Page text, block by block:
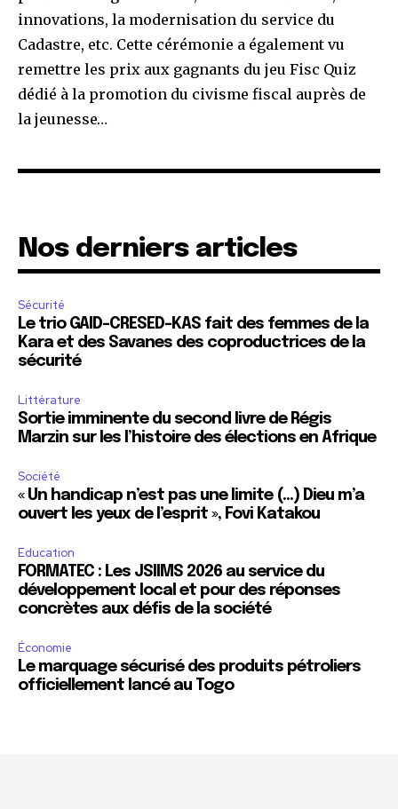
innovations, la modernisation du service du
Cadastre, etc. Cette cérémonie a également vu
remettre les prix aux gagnants du jeu Fisc Quiz
dédié à la promotion du civisme fiscal auprès de
la jeunesse…
Nos derniers articles
Sécurité
Le trio GAID-CRESED-KAS fait des femmes de la
Kara et des Savanes des coproductrices de la
sécurité
Littérature
Sortie imminente du second livre de Régis
Marzin sur les l’histoire des élections en Afrique
Société
« Un handicap n’est pas une limite (…) Dieu m’a
ouvert les yeux de l’esprit », Fovi Katakou
Education
FORMATEC : Les JSIIMS 2026 au service du
développement local et pour des réponses
concrètes aux défis de la société
Économie
Le marquage sécurisé des produits pétroliers
officiellement lancé au Togo